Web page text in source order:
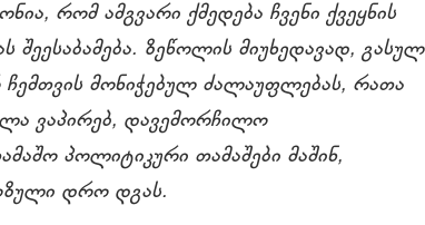
რომ ამგვარი ქმედება ჩვენი ქვეყნის
შეესაბამება. ზეწოლის მიუხედავად, გასულ
ჩემთვის მონიჭებულ ძალაუფლებას, რათა
ვაპირებ, დავემორჩილო
პოლიტიკური თამაშები მაშინ,
დრო დგას.